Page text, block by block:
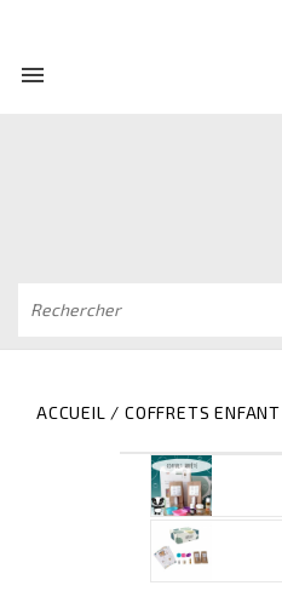

ACCUEIL COFFRETS ENFANT